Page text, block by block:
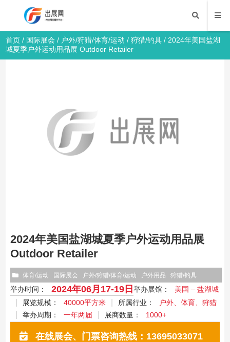
首页 / 国际展会 / 户外/狩猎/体育/运动 /狩猎/钓具 / 2024年美国盐湖
城夏季户外运动用品展 Outdoor Retailer
2024年美国盐湖城夏季户外运动用品展
Outdoor Retailer
体育/运动 国际展会 户外/狩猎/体育/运动 户外用品 狩猎/钓具
举办时间： 2024年06月17-19日 举办展馆：
美国 – 盐湖城
展览规模：
40000平方米 所属行业：
户外、体育、狩猎
举办周期：
一年两届 展商数量： 1000+
在线展会、门票咨询热线：13695033071